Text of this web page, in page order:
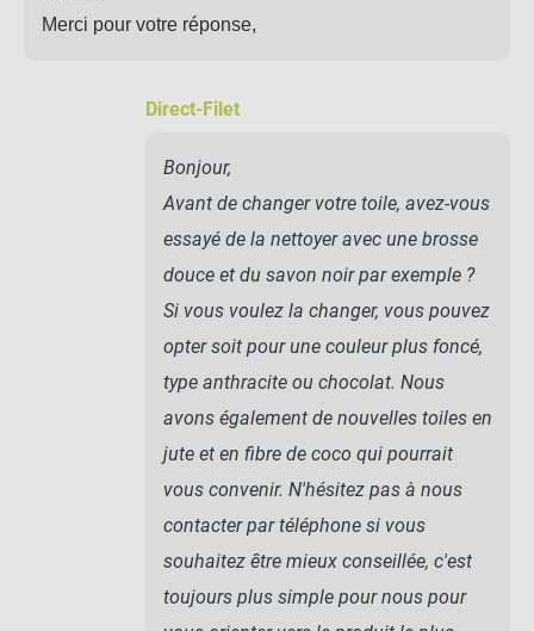
Merci pour votre réponse,
Direct-Filet
Bonjour,
Avant de changer votre toile, avez-vous
essayé de la nettoyer avec une brosse
douce et du savon noir par exemple ?
Si vous voulez la changer, vous pouvez
opter soit pour une couleur plus foncé,
type anthracite ou chocolat. Nous
avons également de nouvelles toiles en
jute et en fibre de coco qui pourrait
vous convenir. N'hésitez pas à nous
contacter par téléphone si vous
souhaitez être mieux conseillée, c'est
toujours plus simple pour nous pour